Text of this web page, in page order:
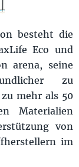
besteht die
Eco und
arena, seine
zu
mehr als 50
Materialien
von
im